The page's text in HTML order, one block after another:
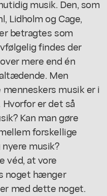
musik. Den, som
Lidholm og Cage,
betragtes som
findes der
mere end én
Men
musik er i
er det så
Kan man gøre
forskellige
musik?
véd, at vore
noget hænger
med dette noget.